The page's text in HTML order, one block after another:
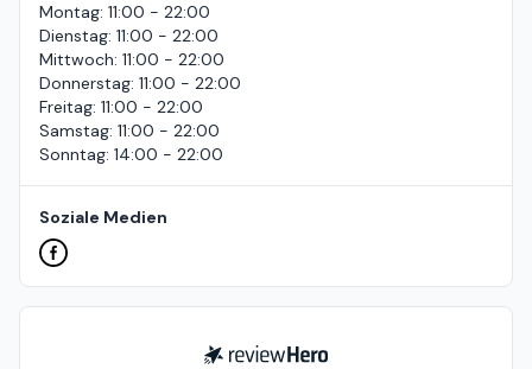
Montag: 11:00 - 22:00
Dienstag: 11:00 - 22:00
Mittwoch: 11:00 - 22:00
Donnerstag: 11:00 - 22:00
Freitag: 11:00 - 22:00
Samstag: 11:00 - 22:00
Sonntag: 14:00 - 22:00
Soziale Medien
ReviewHero